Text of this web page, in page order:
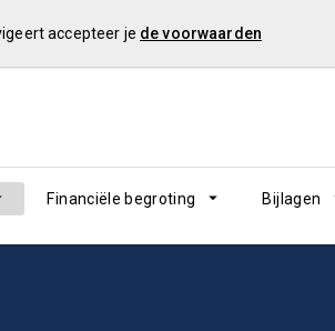
accepteer je de voorwaarden
Financiële begroting Bijlagen